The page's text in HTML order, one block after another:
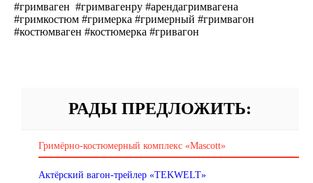
#гримваген #гримвагенру #арендагримвагена
#гримкостюм #гримерка #гримерный #гримвагон
#костюмваген #костюмерка #гривагон
РАДЫ ПРЕДЛОЖИТЬ:
Гримёрно-костюмерный комплекс «Mascott»
Актёрский вагон-трейлер «TEKWELT»